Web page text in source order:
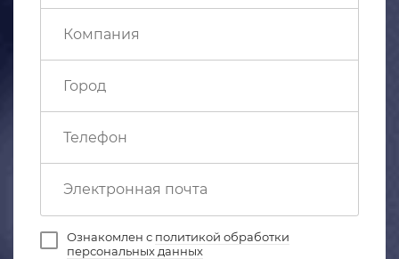
Ознакомлен с политикой обработки
персональных данных